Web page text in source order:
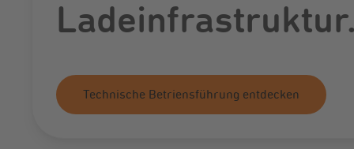
Technische Betriensführung entdecken